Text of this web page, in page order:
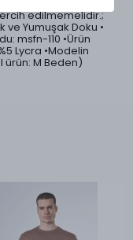
edilmemelidir.;
ve Yumuşak Doku •
msfn-110 •Ürün
Lycra •Modelin
ürün: M Beden)